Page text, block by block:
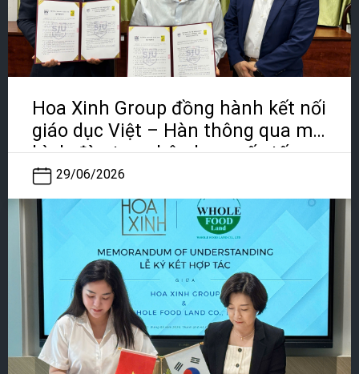
Hoa Xinh Group đồng hành kết nối
giáo dục Việt – Hàn thông qua mô
hình đào tạo nhân lực quốc tế
29/06/2026